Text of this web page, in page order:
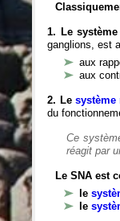
1. Le
ganglions, est
aux
aux
2. Le système
du
Ce
réagit par
Le SNA est
le
le